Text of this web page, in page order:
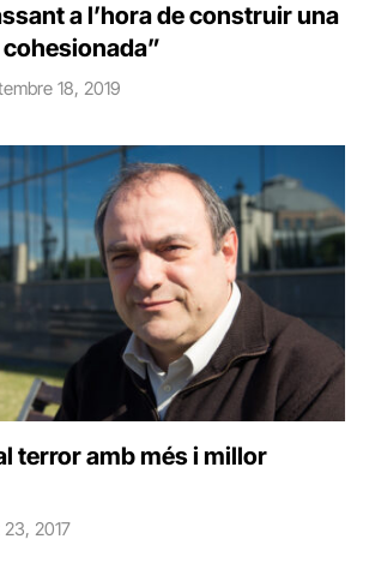
a l’hora de construir una
18, 2019
terror amb més i millor
2017